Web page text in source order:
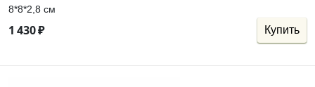
8*8*2,8 см
1 430₽ Купить